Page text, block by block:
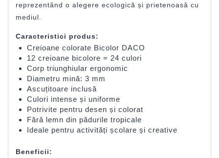
reprezentând o alegere ecologică și prietenoasă cu
mediul.
Caracteristici produs:
Creioane colorate Bicolor DACO
12 creioane bicolore = 24 culori
Corp triunghiular ergonomic
Diametru mină: 3 mm
Ascuțitoare inclusă
Culori intense și uniforme
Potrivite pentru desen și colorat
Fără lemn din pădurile tropicale
Ideale pentru activități școlare și creative
Beneficii: